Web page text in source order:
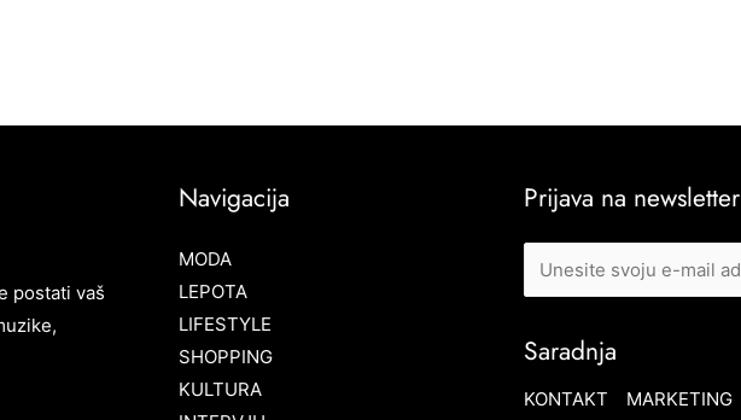
postati vaš
Navigacija
MODA
LEPOTA
LIFESTYLE
SHOPPING
KULTURA
Prijava na newsletter
Saradnja
KONTAKT MARKETING